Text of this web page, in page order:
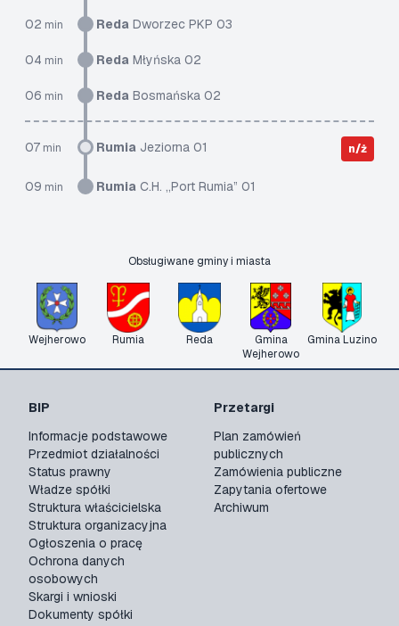
02 min Reda Dworzec PKP 03
04 min Reda Młyńska 02
06 min Reda Bosmańska 02
07 min Rumia Jeziorna 01 n/ż
09 min Rumia C.H. „Port Rumia” 01
Obsługiwane gminy i miasta
Wejherowo Rumia Reda
Gmina
Wejherowo
Gmina Luzino
BIP
Informacje podstawowe
Przedmiot działalności
Status prawny
Władze spółki
Struktura właścicielska
Struktura organizacyjna
Ogłoszenia o pracę
Ochrona danych
osobowych
Skargi i wnioski
Dokumenty spółki
Przetargi
Plan zamówień
publicznych
Zamówienia publiczne
Zapytania ofertowe
Archiwum